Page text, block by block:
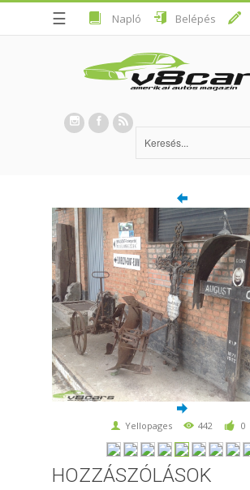
☰ Napló Belépés
Yellopages 442 0
HOZZÁSZÓLÁSOK